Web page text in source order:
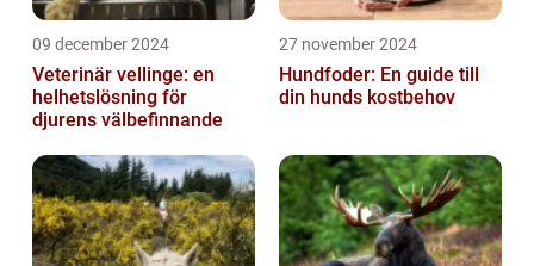
09 december 2024
Veterinär vellinge: en
helhetslösning för
djurens välbefinnande
27 november 2024
Hundfoder: En guide till
din hunds kostbehov